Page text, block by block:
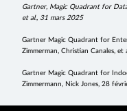
Gartner, Magic Quadrant for
et al., 31 mars 2025
Gartner Magic Quadrant for
Zimmerman, Christian Canales, et
Gartner Magic Quadrant for
Zimmermann, Nick Jones, 28